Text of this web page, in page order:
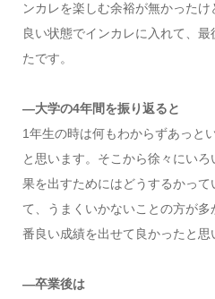
ンカレを楽しむ余裕が無かった
良い状態でインカレに入れて、
たです。
―大学の4年間を振り返ると
1年生の時は何もわからずあっと
と思います。そこから徐々にい
果を出すためにはどうするかっ
て、うまくいかないことの方が
番良い成績を出せて良かったと思
―卒業後は